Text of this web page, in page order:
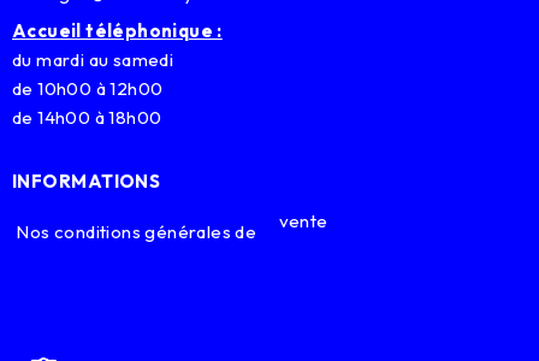
Accueil téléphonique :
du mardi au samedi
de 10h00 à 12h00
de 14h00 à 18h00
INFORMATIONS
Nos conditions générales de vente